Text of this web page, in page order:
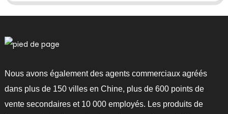
Nous avons également des agents commerciaux agréés
dans plus de 150 villes en Chine, plus de 600 points de
vente secondaires et 10 000 employés. Les produits de